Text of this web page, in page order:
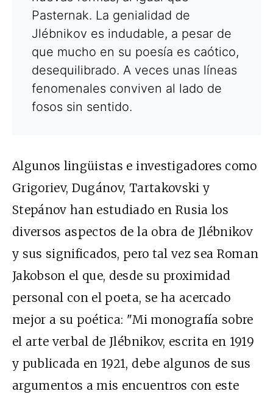
Pasternak. La genialidad de
Jlébnikov es indudable, a pesar de
que mucho en su poesía es caótico,
desequilibrado. A veces unas líneas
fenomenales conviven al lado de
fosos sin sentido.
Algunos lingüistas e investigadores como
Grigoriev, Dugánov, Tartakovski y
Stepánov han estudiado en Rusia los
diversos aspectos de la obra de Jlébnikov
y sus significados, pero tal vez sea Roman
Jakobson el que, desde su proximidad
personal con el poeta, se ha acercado
mejor a su poética: "Mi monografía sobre
el arte verbal de Jlébnikov, escrita en 1919
y publicada en 1921, debe algunos de sus
argumentos a mis encuentros con este